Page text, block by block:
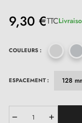
9,30 €TTC
COULEURS :
ESPACEMENT :